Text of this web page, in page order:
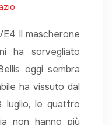
Il mascherone
ha sorvegliato
oggi sembra
ha vissuto dal
le quattro
non hanno più